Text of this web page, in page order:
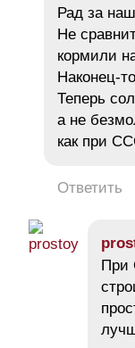
Рад за
Не
кормили
Наконец-
Теперь
а не
как при
Ответить
При